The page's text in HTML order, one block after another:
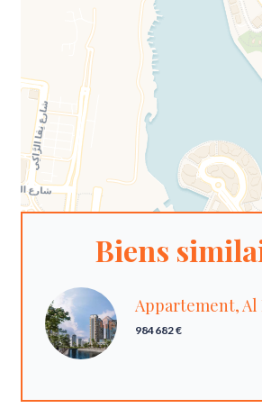
Biens
Appartement, Al
984 682 €